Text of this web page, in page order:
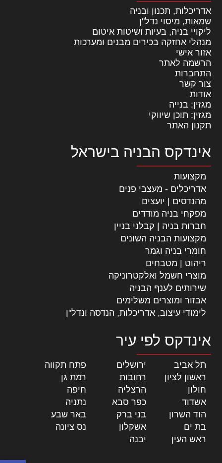
אדריכלות, תכנון ובניה
שמאות, מיסוי נדל"ן
ליקויי בניה, בעיות ושיטות איטום
מנהלי אחזקה בכירים מבנים ומערכות
אזור אישי
הרשמה לאתר
התחברות
צור קשר
אודות
מגזין: בנייה
מגזין: תוכן שיווקי
תקנון האתר
אינדקס הבניה בישראל
מקצועות
אדריכלים - מעצבי פנים
מהנדסים | יועצים
מפקחי בניה מודדים
חברות בניה | קבלני בניין
מקצועות הבניה השונים
חומרי בניה וגמר
ריהוט | מטבחים
מוצרי חשמל ואלקטרוניקה
שירותים לענף הבניה
אבזור ומוצרים משלימים
לימודי עיצוב, אדריכלות, הנדסה ונדל"ן
אינדקס לפי עיר
תל אביב ירושלים פתח תקווה
ראשון לציון
רחובות רמת גן
חולון
הרצליה חיפה
אשדוד
כפר סבא נתניה
הוד השרון
בני ברק באר שבע
בת ים
אשקלון נס ציונה
ראש העין
יבנה